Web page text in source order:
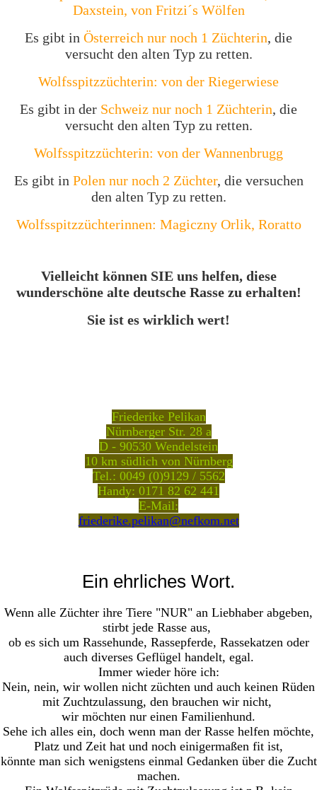
Daxstein, von Fritzi´s Wölfen
Es gibt in Österreich nur noch 1 Züchterin, die
versucht den alten Typ zu retten.
Wolfsspitzzüchterin: von der Riegerwiese
Es gibt in der Schweiz nur noch 1 Züchterin, die
versucht den alten Typ zu retten.
Wolfsspitzzüchterin: von der Wannenbrugg
Es gibt in Polen nur noch 2 Züchter, die versuchen
den alten Typ zu retten.
Wolfsspitzzüchterinnen: Magiczny Orlik, Roratto
Vielleicht können SIE uns helfen, diese
wunderschöne alte deutsche Rasse zu erhalten!
Sie ist es wirklich wert!
Friederike Pelikan
Nürnberger Str. 28 a
D - 90530 Wendelstein
10 km südlich von Nürnberg
Tel.: 0049 (0)9129 / 5562
Handy: 0171 82 62 441
E-Mail:
friederike.pelikan@nefkom.net
Ein ehrliches Wort.
Wenn alle Züchter ihre Tiere "NUR" an Liebhaber abgeben,
stirbt jede Rasse aus,
ob es sich um Rassehunde, Rassepferde, Rassekatzen oder
auch diverses Geflügel handelt, egal.
Immer wieder höre ich:
Nein, nein, wir wollen nicht züchten und auch keinen Rüden
mit Zuchtzulassung, den brauchen wir nicht,
wir möchten nur einen Familienhund.
Sehe ich alles ein, doch wenn man der Rasse helfen möchte,
Platz und Zeit hat und noch einigermaßen fit ist,
könnte man sich wenigstens einmal Gedanken über die Zucht
machen.